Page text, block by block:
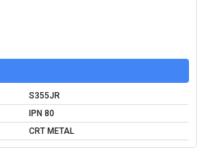
S355JR
IPN 80
CRT METAL